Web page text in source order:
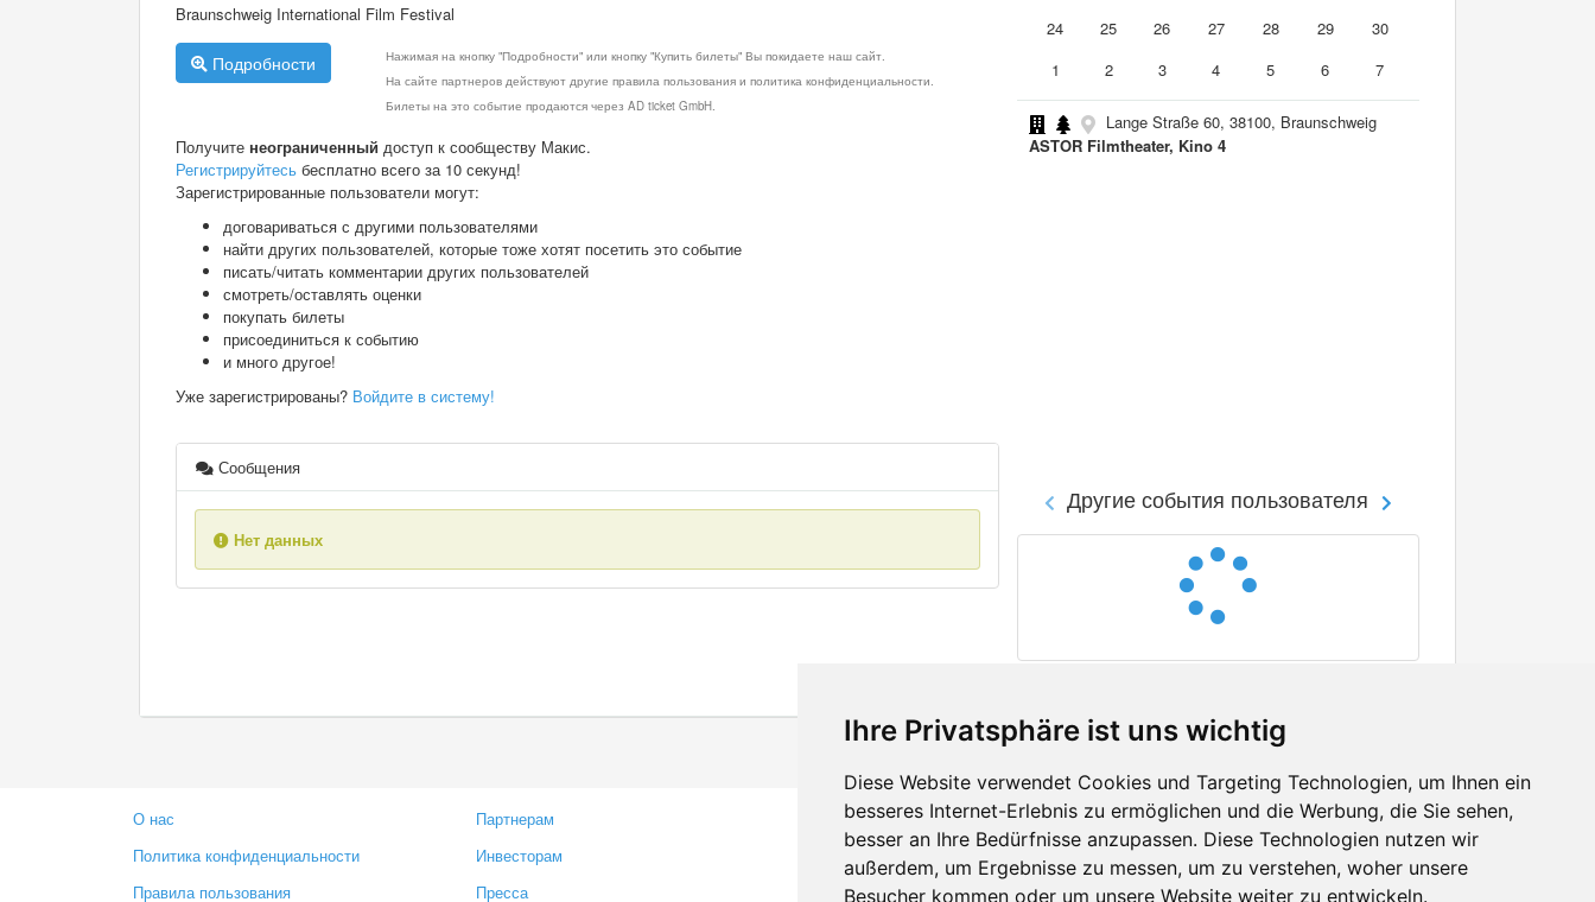
Ihre Privatsphäre ist uns wichtig
Diese Website verwendet Cookies und Targeting Technologien, um Ihnen ein
besseres Internet-Erlebnis zu ermöglichen und die Werbung, die Sie sehen,
besser an Ihre Bedürfnisse anzupassen. Diese Technologien nutzen wir
außerdem, um Ergebnisse zu messen, um zu verstehen, woher unsere
Besucher kommen oder um unsere Website weiter zu entwickeln.
Braunschweig International Film Festival
Подробности
Нажимая на кнопку "Подробности" или кнопку "Купить билеты" Вы покидаете наш сайт.
На сайте партнеров действуют другие правила пользования и политика конфиденциальности.
Билеты на это событие продаются через AD ticket GmbH.
Получите неограниченный доступ к сообществу Макис.
Регистрируйтесь бесплатно всего за 10 секунд!
Зарегистрированные пользователи могут:
договариваться с другими пользователями
найти других пользователей, которые тоже хотят посетить это событие
писать/читать комментарии других пользователей
смотреть/оставлять оценки
покупать билеты
присоединиться к событию
и много другое!
Уже зарегистрированы? Войдите в систему!
Сообщения
Нет данных
24
25 26 27 28 29
30
1
2 3 4 5 6 7
Lange Straße 60, 38100, Braunschweig
ASTOR Filmtheater, Kino 4
Другие события пользователя
О нас
Политика конфиденциальности
Правила пользования
Партнерам
Инвесторам
Пресса
Контакты
Оставить отзыв
Сообщить об ошибке
Facebook
Twitter
YouTube